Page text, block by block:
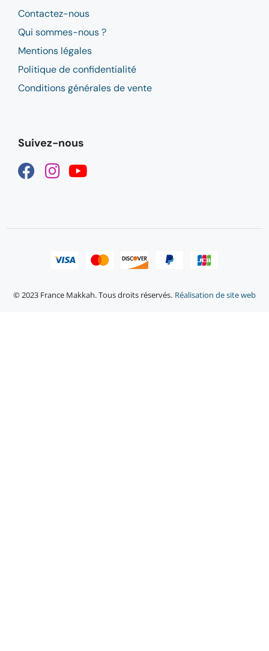
Contactez-nous
Qui sommes-nous ?
Mentions légales
Politique de confidentialité
Conditions générales de vente
Suivez-nous
© 2023 France Makkah. Tous droits réservés. Réalisation de site web